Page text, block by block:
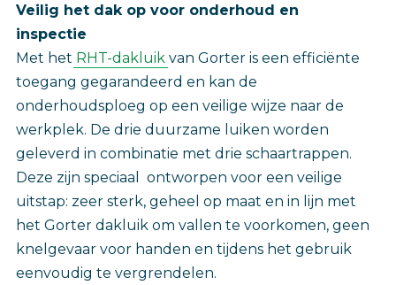
Veilig het dak op voor onderhoud en
inspectie
Met het RHT-dakluik van Gorter is een efficiënte
toegang gegarandeerd en kan de
onderhoudsploeg op een veilige wijze naar de
werkplek. De drie duurzame luiken worden
geleverd in combinatie met drie schaartrappen.
Deze zijn speciaal ontworpen voor een veilige
uitstap: zeer sterk, geheel op maat en in lijn met
het Gorter dakluik om vallen te voorkomen, geen
knelgevaar voor handen en tijdens het gebruik
eenvoudig te vergrendelen.